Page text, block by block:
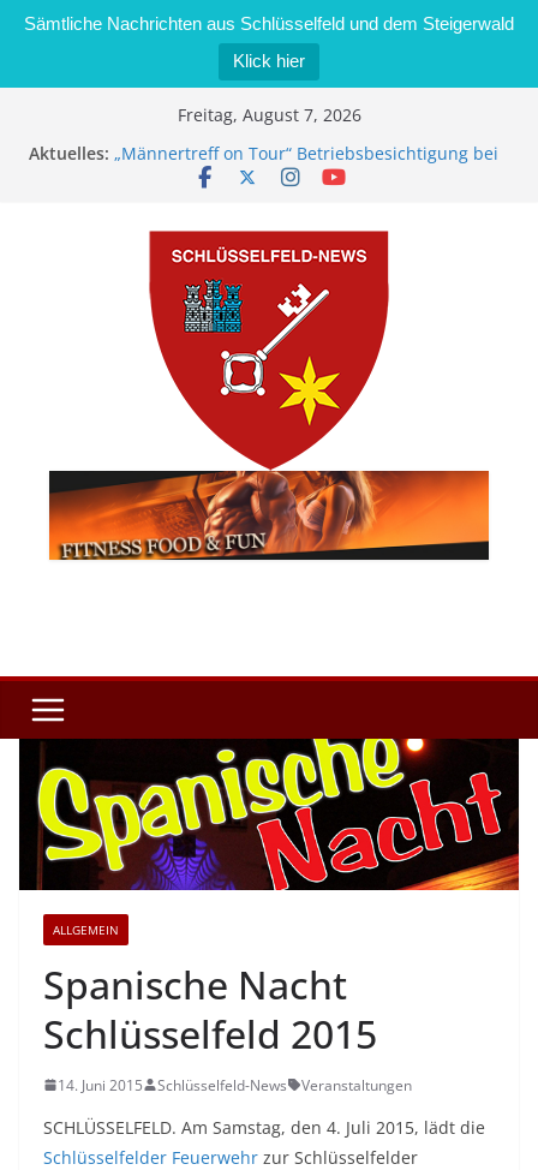
Sämtliche Nachrichten aus Schlüsselfeld und dem Steigerwald
Klick hier
Freitag, August 7, 2026
Aktuelles: „Männertreff on Tour“ Betriebsbesichtigung bei
der Schreinerei Zimmermann GmbH
Brand in Sägewerk in Bernroth schnell unter
Kontrolle
Stadt Schlüsselfeld bietet Online-Anmeldung für
Kindergartenplätze an
Dieseldiebstahl im Wert von 600 Euro
ALLGEMEIN
Spanische Nacht
Schlüsselfeld 2015
14. Juni 2015 Schlüsselfeld-News Veranstaltungen
SCHLÜSSELFELD. Am Samstag, den 4. Juli 2015, lädt die
Schlüsselfelder Feuerwehr zur Schlüsselfelder